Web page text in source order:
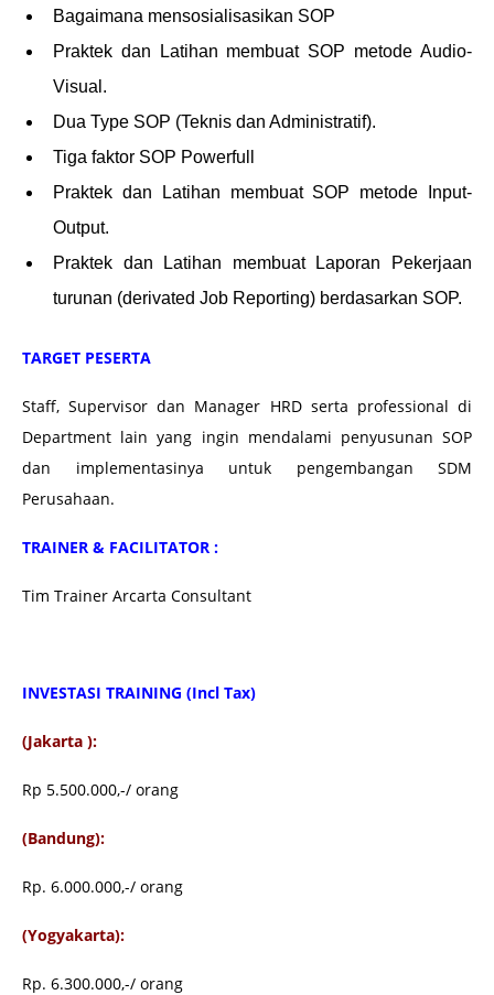
Bagaimana mensosialisasikan SOP
Praktek dan Latihan membuat SOP metode Audio-
Visual.
Dua Type SOP (Teknis dan Administratif).
Tiga faktor SOP Powerfull
Praktek dan Latihan membuat SOP metode Input-
Output.
Praktek dan Latihan membuat Laporan Pekerjaan
turunan (derivated Job Reporting) berdasarkan SOP.
TARGET PESERTA
Staff, Supervisor dan Manager HRD serta professional di
Department lain yang ingin mendalami penyusunan SOP
dan implementasinya untuk pengembangan SDM
Perusahaan.
TRAINER & FACILITATOR :
Tim Trainer Arcarta Consultant
INVESTASI TRAINING (Incl Tax)
(Jakarta ):
Rp 5.500.000,-/ orang
(Bandung):
Rp. 6.000.000,-/ orang
(Yogyakarta):
Rp. 6.300.000,-/ orang